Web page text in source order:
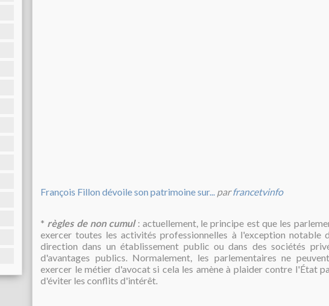
François Fillon dévoile son patrimoine sur... parfrancetvinfo
* règles de non cumul: actuellement, le principe est que les
exercer toutes les activités professionnelles à l'exception notable
direction dans un établissement public ou dans des sociétés
d'avantages publics. Normalement, les parlementaires ne
exercer le métier d'avocat si cela les amène à plaider contre l'État
d'éviter les conflits d'intérêt.